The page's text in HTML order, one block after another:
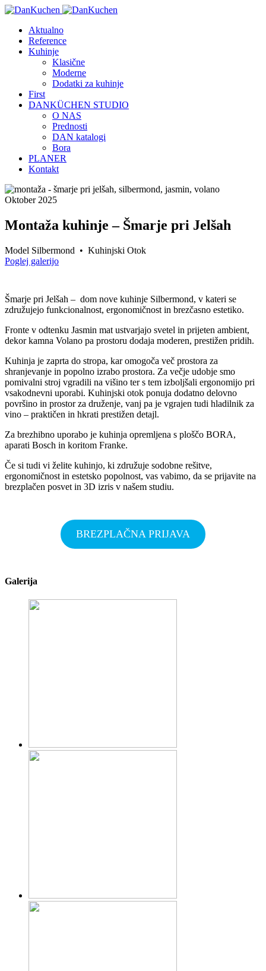
Aktualno
Reference
Kuhinje
Klasične
Moderne
Dodatki za kuhinje
First
DANKÜCHEN STUDIO
O NAS
Prednosti
DAN katalogi
Bora
PLANER
Kontakt
Oktober 2025
Montaža kuhinje – Šmarje pri Jelšah
Model Silbermond • Kuhinjski Otok
Poglej galerijo
Šmarje pri Jelšah – dom nove kuhinje Silbermond, v kateri se
združujejo funkcionalnost, ergonomičnost in brezčasno estetiko.
Fronte v odtenku Jasmin mat ustvarjajo svetel in prijeten ambient,
dekor kamna Volano pa prostoru dodaja moderen, prestižen pridih.
Kuhinja je zaprta do stropa, kar omogoča več prostora za
shranjevanje in popolno izrabo prostora. Za večje udobje smo
pomivalni stroj vgradili na višino ter s tem izboljšali ergonomijo pri
vsakodnevni uporabi. Kuhinjski otok ponuja dodatno delovno
površino in prostor za druženje, vanj pa je vgrajen tudi hladilnik za
vino – praktičen in hkrati prestižen detajl.
Za brezhibno uporabo je kuhinja opremljena s ploščo BORA,
aparati Bosch in koritom Franke.
Če si tudi vi želite kuhinjo, ki združuje sodobne rešitve,
ergonomičnost in estetsko popolnost, vas vabimo, da se prijavite na
brezplačen posvet in 3D izris v našem studiu.
BREZPLAČNA PRIJAVA
Galerija